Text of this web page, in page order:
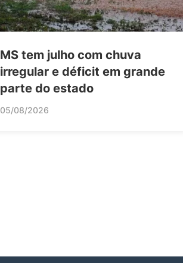
MS tem julho com chuva
irregular e déficit em grande
parte do estado
05/08/2026